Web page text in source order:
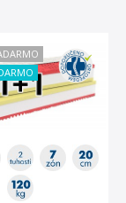
(2)
LATEX(3)